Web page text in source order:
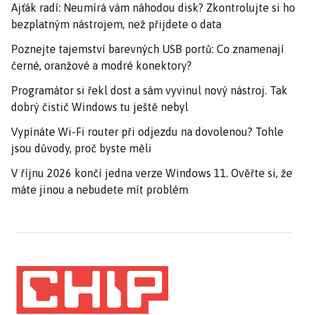
Ajťák radí: Neumírá vám náhodou disk? Zkontrolujte si ho
bezplatným nástrojem, než přijdete o data
Poznejte tajemství barevných USB portů: Co znamenají
černé, oranžové a modré konektory?
Programátor si řekl dost a sám vyvinul nový nástroj. Tak
dobrý čistič Windows tu ještě nebyl
Vypínáte Wi-Fi router při odjezdu na dovolenou? Tohle
jsou důvody, proč byste měli
V říjnu 2026 končí jedna verze Windows 11. Ověřte si, že
máte jinou a nebudete mít problém